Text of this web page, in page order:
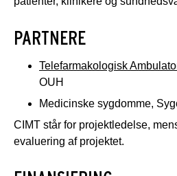
PARTNERE
Telefarmakologisk
OUH
Medicinske sygdomme,
CIMT står for projektledelse,
evaluering af projektet.